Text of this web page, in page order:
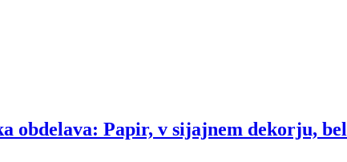
obdelava: Papir, v sijajnem dekorju,